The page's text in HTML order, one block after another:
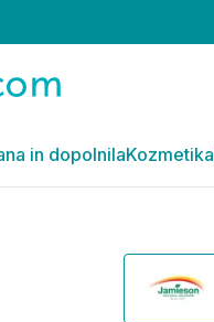
in dopolnilaKozmetika